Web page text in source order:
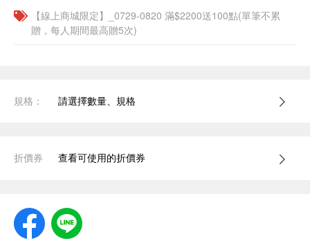
【線上商城限定】_0729-0820 滿$2200送100點(單筆不累
贈，每人期間最高贈5次)
規格： 請選擇數量、規格
折價券 查看可使用的折價券